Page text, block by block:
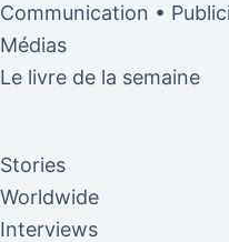
Communication •
Médias
Le livre de la semaine
Stories
Worldwide
Interviews